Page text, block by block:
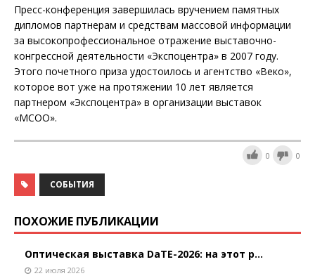
Пресс-конференция завершилась вручением памятных
дипломов партнерам и средствам массовой информации
за высокопрофессиональное отражение выставочно-
конгрессной деятельности «Экспоцентра» в 2007 году.
Этого почетного приза удостоилось и агентство «Веко»,
которое вот уже на протяжении 10 лет является
партнером «Экспоцентра» в организации выставок
«МСОО».
0 0
СОБЫТИЯ
ПОХОЖИЕ ПУБЛИКАЦИИ
Оптическая выставка DaTE-2026: на этот р...
22 июля 2026